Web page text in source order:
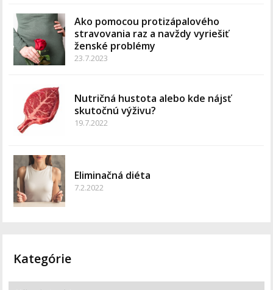
Ako pomocou protizápalového
stravovania raz a navždy vyriešiť
ženské problémy
23.7.2023
Nutričná hustota alebo kde nájsť
skutočnú výživu?
19.7.2022
Eliminačná diéta
7.2.2022
Kategórie